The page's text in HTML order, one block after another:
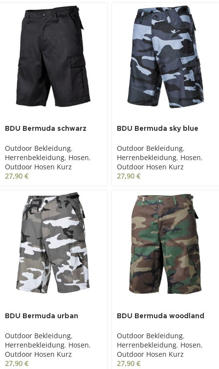
BDU Bermuda schwarz
Outdoor Bekleidung,
Herrenbekleidung, Hosen,
Outdoor Hosen Kurz
27,90 €
BDU Bermuda sky blue
Outdoor Bekleidung,
Herrenbekleidung, Hosen,
Outdoor Hosen Kurz
27,90 €
BDU Bermuda urban
Outdoor Bekleidung,
Herrenbekleidung, Hosen,
Outdoor Hosen Kurz
27,90 €
BDU Bermuda woodland
Outdoor Bekleidung,
Herrenbekleidung, Hosen,
Outdoor Hosen Kurz
27,90 €